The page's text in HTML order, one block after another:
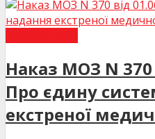
Наказ МОЗ N 370
Про єдину
екстреної